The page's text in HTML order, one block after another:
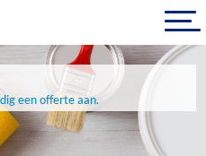
een offerte aan.